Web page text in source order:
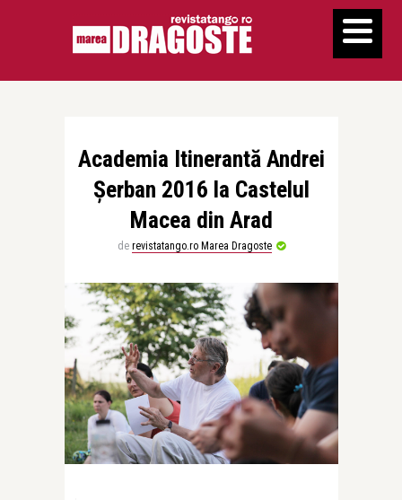
Academia Itinerantă Andrei
Şerban 2016 la Castelul
Macea din Arad
de revistatango.ro Marea Dragoste